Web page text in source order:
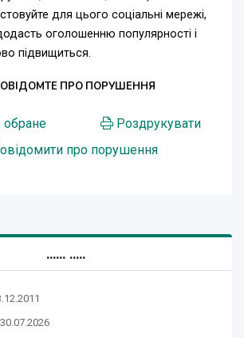
для цього соціальні мережі,
оголошенню популярності і
підвищиться.
ПРО ПОРУШЕННЯ
Роздрукувати
про порушення
...... .....